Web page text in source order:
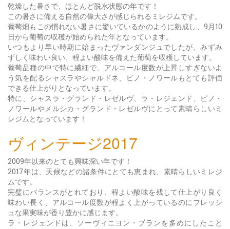
乾燥した暑さで、ほとんど脱水状態の年です！
この暑さに備える自然の偉大さが感じられるミレジムです。
葡萄畑もこの慣れない暑さに驚いているかのように熟成し、9月10
日から葡萄の収穫が始められた年となっています。
いつもより早い時期に始まったヴァンダンジュでしたが、みずみ
ずしく味わい良い、程よい酸味を備えた葡萄を収穫しています。
葡萄品種の中で特に繊細で、アルコール度数が上昇しすぎないよ
う気を配るシャスラやシャルドネ、ピノ・ノワールもとても評価
できる仕上がりとなっています。
特に、シャスラ・グランド・レゼルヴ、ラ・レジェンド、ピノ・
ノワールやメルシカ・グランド・レゼルヴにとって素晴らしいミ
レジムとなっています！
ヴィンテージ2017
2009年以来のとても興味深い年です！
2017年は、天候などの諸条件にとても恵まれ、素晴らしいミレジ
ムです。
完璧にバランスがとれており、程よい酸味を残して仕上がり良く
味わい長く、アルコール度数が程よく上がっているのにフレッシ
ュな果実味が香り豊かに感じます。
ラ・レジェンドは、ソーヴィニヨン・ブランを多めにしたこと